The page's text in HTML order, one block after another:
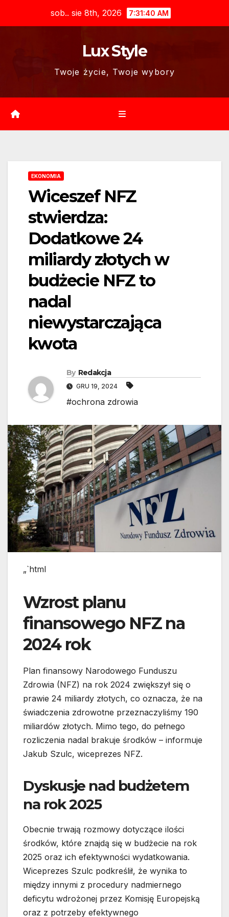
sob.. sie 8th, 2026 7:31:41 AM
Lux Style
Twoje życie, Twoje wybory
EKONOMIA
Wiceszef NFZ
stwierdza:
Dodatkowe 24
miliardy złotych w
budżecie NFZ to
nadal
niewystarczająca
kwota
By Redakcja
GRU 19, 2024
#ochrona zdrowia
„`html
Wzrost planu
finansowego NFZ na
2024 rok
Plan finansowy Narodowego Funduszu
Zdrowia (NFZ) na rok 2024 zwiększył się o
prawie 24 miliardy złotych, co oznacza, że na
świadczenia zdrowotne przeznaczyliśmy 190
miliardów złotych. Mimo tego, do pełnego
rozliczenia nadal brakuje środków – informuje
Jakub Szulc, wiceprezes NFZ.
Dyskusje nad budżetem
na rok 2025
Obecnie trwają rozmowy dotyczące ilości
środków, które znajdą się w budżecie na rok
2025 oraz ich efektywności wydatkowania.
Wiceprezes Szulc podkreślił, że wynika to
między innymi z procedury nadmiernego
deficytu wdrożonej przez Komisję Europejską
oraz z potrzeby efektywnego